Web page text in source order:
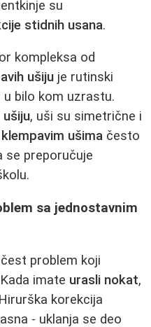
su
stidnih usana.
kompleksa od
ušiju je rutinski
bilo kom uzrastu.
ušiju, uši su simetrične i
klempavim ušima često
se preporučuje
sa jednostavnim
problem koji
imate urasli nokat,
korekcija
- uklanja se deo